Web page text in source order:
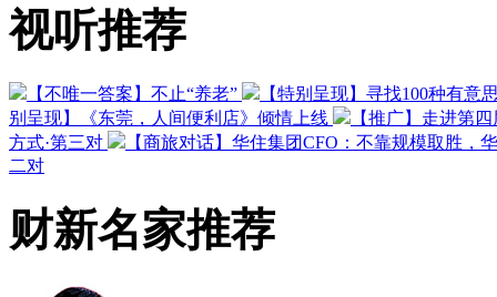
视听推荐
【不唯一答案】不止“养老”
【特别呈现】寻找100种有意
别呈现】《东莞，人间便利店》倾情上线
【推广】走进第
方式·第三对
【商旅对话】华住集团CFO：不靠规模取胜，
二对
财新名家推荐